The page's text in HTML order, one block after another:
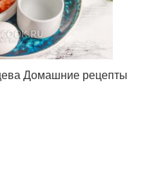
Домашние рецепты